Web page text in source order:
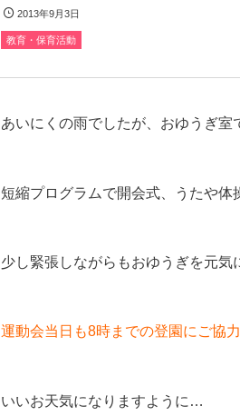
2013年9月3日
教育・保育活動
あいにくの雨でしたが、おゆうぎ室
短縮プログラムで開会式、うたや体
少し緊張しながらもおゆうぎを元気
運動会当日も8時までの登園にご協
いいお天気になりますように…